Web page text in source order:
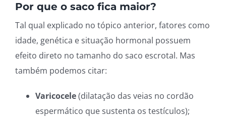
Por que o saco fica maior?
Tal qual explicado no tópico anterior, fatores como
idade, genética e situação hormonal possuem
efeito direto no tamanho do saco escrotal. Mas
também podemos citar:
Varicocele(dilatação das veias no cordão
espermático que sustenta os testículos);